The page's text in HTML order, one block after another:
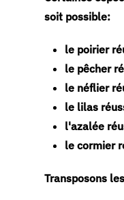
soit possible:
le poirier
le pêcher
le néflier
le lilas
l'azalée
le cormier
Transposons